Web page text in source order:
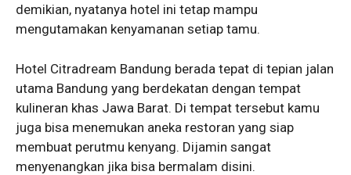
demikian, nyatanya hotel ini tetap mampu
mengutamakan kenyamanan setiap tamu.
Hotel Citradream Bandung berada tepat di tepian jalan
utama Bandung yang berdekatan dengan tempat
kulineran khas Jawa Barat. Di tempat tersebut kamu
juga bisa menemukan aneka restoran yang siap
membuat perutmu kenyang. Dijamin sangat
menyenangkan jika bisa bermalam disini.